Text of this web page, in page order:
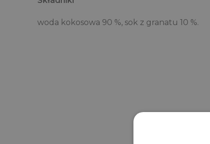
woda kokosowa 90 %, sok z granatu 10 %.